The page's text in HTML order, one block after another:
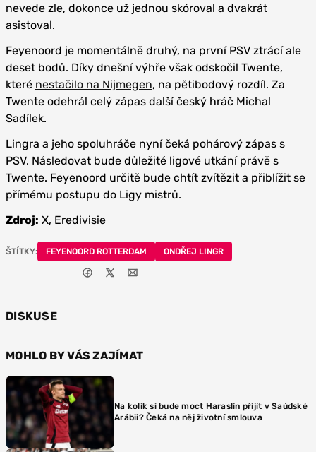
nevede zle, dokonce už jednou skóroval a dvakrát
asistoval.
Feyenoord je momentálně druhý, na první PSV ztrácí ale
deset bodů. Díky dnešní výhře však odskočil Twente,
které nestačilo na Nijmegen, na pětibodový rozdíl. Za
Twente odehrál celý zápas další český hráč Michal
Sadílek.
Lingra a jeho spoluhráče nyní čeká pohárový zápas s
PSV. Následovat bude důležité ligové utkání právě s
Twente. Feyenoord určitě bude chtít zvítězit a přiblížit se
přímému postupu do Ligy mistrů.
Zdroj: X, Eredivisie
ŠTÍTKY: FEYENOORD ROTTERDAM ONDŘEJ LINGR
DISKUSE
MOHLO BY VÁS ZAJÍMAT
Na kolik si bude moct Haraslín přijít v Saúdské
Arábii? Čeká na něj životní smlouva